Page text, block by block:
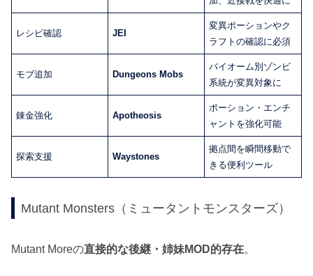
レシピ確認 JEI
変異ポーションやク
ラフトの確認に必須
モブ追加 Dungeons Mobs
バイオーム別ゾンビ
系統が変異対象に
錬金強化 Apotheosis
ポーション・エンチ
ャントを強化可能
探索支援 Waystones
拠点間を瞬間移動で
きる便利ツール
Mutant Monsters（ミュータントモンスターズ）
Mutant Moreの直接的な後継・姉妹MOD的存在。